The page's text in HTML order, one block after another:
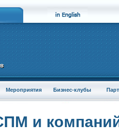
Мероприятия Бизнес-клубы
и